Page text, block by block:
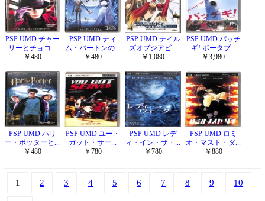
PSP UMD チャー
リーとチョコ...
￥480
PSP UMD ティ
ム・バートンの...
￥480
PSP UMD テイル
ズオブジアビ...
￥1,080
PSP UMD パッチ
ギ! ポータブ...
￥3,980
PSP UMD ハリ
ー・ポッターと...
￥480
PSP UMD ユー・
ガット・サー...
￥780
PSP UMD レデ
ィ・イン・ザ・...
￥780
PSP UMD ロミ
オ・マスト・ダ...
￥880
1 2 3 4 5 6 7 8 9 10